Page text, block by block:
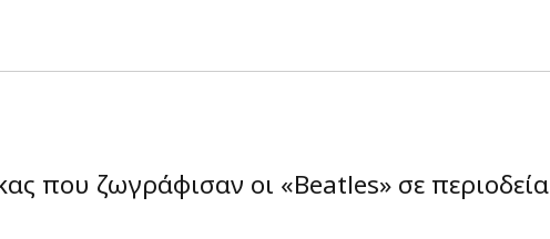
που ζωγράφισαν οι «Beatles» σε περιοδεία